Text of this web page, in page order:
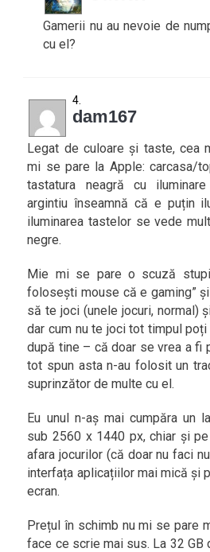
Gamerii nu au nevoie de
cu el?
dam167
Legat de culoare și taste, cea
mi se pare la Apple: carcasa/
tastatura neagră cu
argintiu înseamnă că e puțin
iluminarea tastelor se vede
negre.
Mie mi se pare o scuză
folosești mouse că e gaming”
să te joci (unele jocuri, normal)
dar cum nu te joci tot timpul
după tine – că doar se vrea a fi
tot spun asta n-au folosit un
suprinzător de multe cu el.
Eu unul n-aș mai cumpăra un
sub 2560 x 1440 px, chiar și pe
afara jocurilor (că doar nu faci
interfața aplicațiilor mai mică și
ecran.
Prețul în schimb nu mi se pare
face ce scrie mai sus. La 32 GB